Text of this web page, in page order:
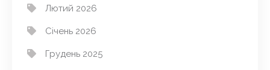
Лютий 2026
Січень 2026
Грудень 2025